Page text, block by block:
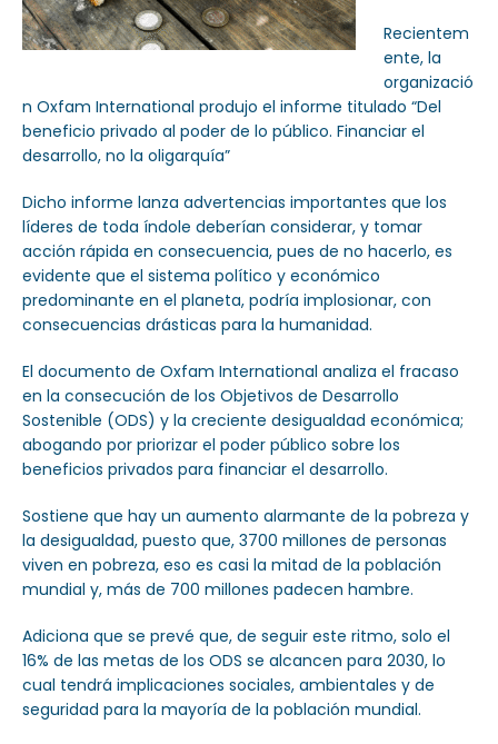
Recientem
ente, la
organizació
n Oxfam International produjo el informe titulado “Del
beneficio privado al poder de lo público. Financiar el
desarrollo, no la oligarquía”
Dicho informe lanza advertencias importantes que los
líderes de toda índole deberían considerar, y tomar
acción rápida en consecuencia, pues de no hacerlo, es
evidente que el sistema político y económico
predominante en el planeta, podría implosionar, con
consecuencias drásticas para la humanidad.
El documento de Oxfam International analiza el fracaso
en la consecución de los Objetivos de Desarrollo
Sostenible (ODS) y la creciente desigualdad económica;
abogando por priorizar el poder público sobre los
beneficios privados para financiar el desarrollo.
Sostiene que hay un aumento alarmante de la pobreza y
la desigualdad, puesto que, 3700 millones de personas
viven en pobreza, eso es casi la mitad de la población
mundial y, más de 700 millones padecen hambre.
Adiciona que se prevé que, de seguir este ritmo, solo el
16% de las metas de los ODS se alcancen para 2030, lo
cual tendrá implicaciones sociales, ambientales y de
seguridad para la mayoría de la población mundial.